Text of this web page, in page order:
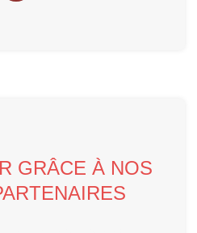
GRÂCE À NOS